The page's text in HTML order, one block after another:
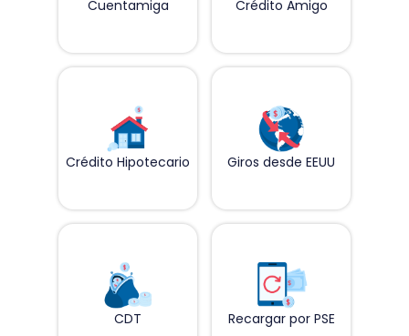
Cuentamiga Crédito Amigo
Crédito Hipotecario Giros desde EEUU
CDT Recargar por PSE